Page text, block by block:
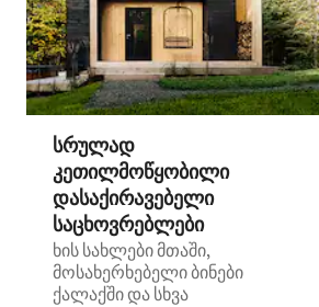
სრულად
კეთილმოწყობილი
დასაქირავებელი
საცხოვრებლები
ხის სახლები მთაში,
მოსახერხებელი ბინები
ქალაქში და სხვა